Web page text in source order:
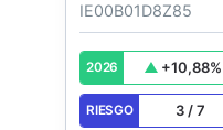
IE00B01D8Z85
2026 +10,88%
RIESGO 3 /7